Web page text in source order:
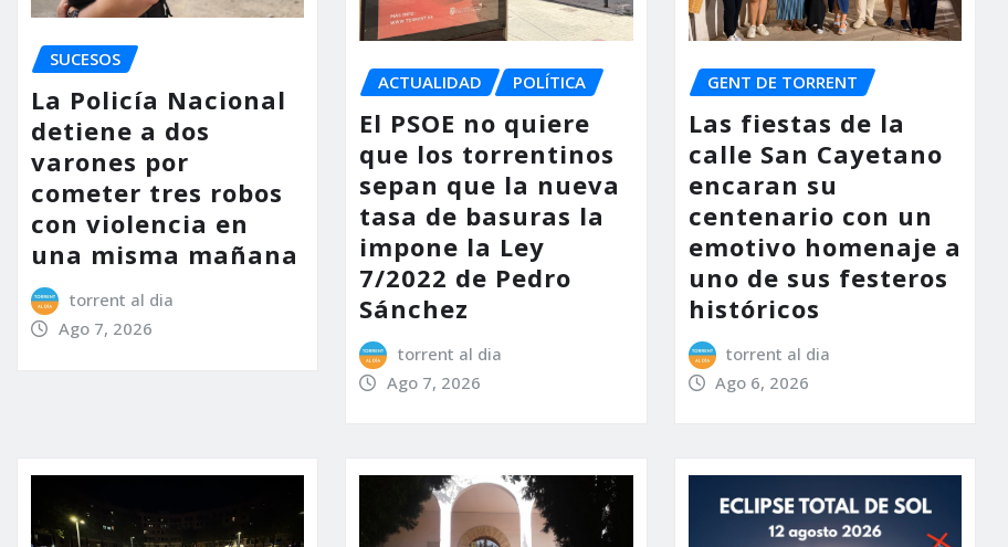
SUCESOS
La Policía Nacional
detiene a dos
varones por
cometer tres robos
con violencia en
una misma mañana
torrent al dia
Ago 7, 2026
ACTUALIDAD POLÍTICA
El PSOE no quiere
que los torrentinos
sepan que la nueva
tasa de basuras la
impone la Ley
7/2022 de Pedro
Sánchez
torrent al dia
Ago 7, 2026
GENT DE TORRENT
Las fiestas de la
calle San Cayetano
encaran su
centenario con un
emotivo homenaje a
uno de sus festeros
históricos
torrent al dia
Ago 6, 2026